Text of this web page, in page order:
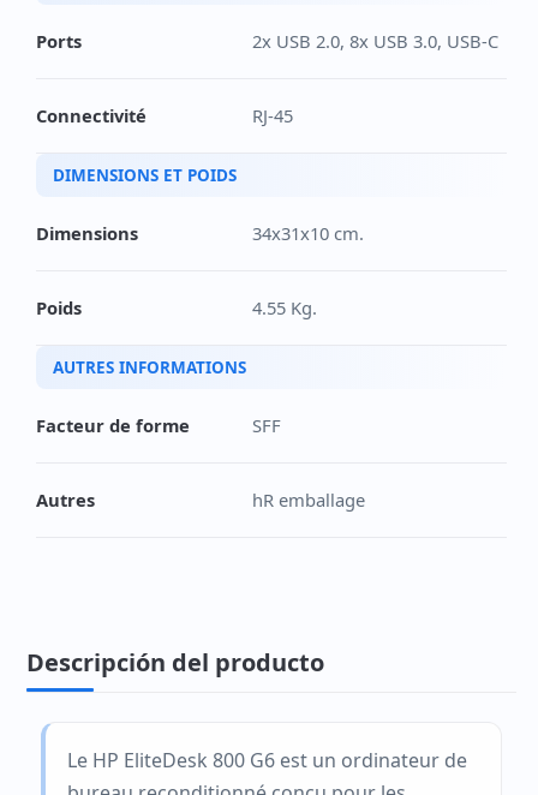
Ports 2x USB 2.0, 8x USB 3.0, USB-C
Connectivité RJ-45
DIMENSIONS ET POIDS
Dimensions 34x31x10 cm.
Poids 4.55 Kg.
AUTRES INFORMATIONS
Facteur de forme SFF
Autres hR emballage
Descripción del producto
Le HP EliteDesk 800 G6 est un ordinateur de